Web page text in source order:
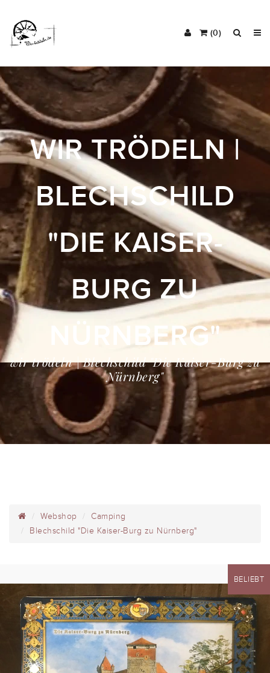
(0)
WIR TRÖDELN |
BLECHSCHILD
"DIE KAISER-
BURG ZU
NÜRNBERG"
wir trödeln | Blechschild "Die Kaiser-Burg zu
Nürnberg"
Webshop
Camping
Blechschild "Die Kaiser-Burg zu Nürnberg"
BELIEBT